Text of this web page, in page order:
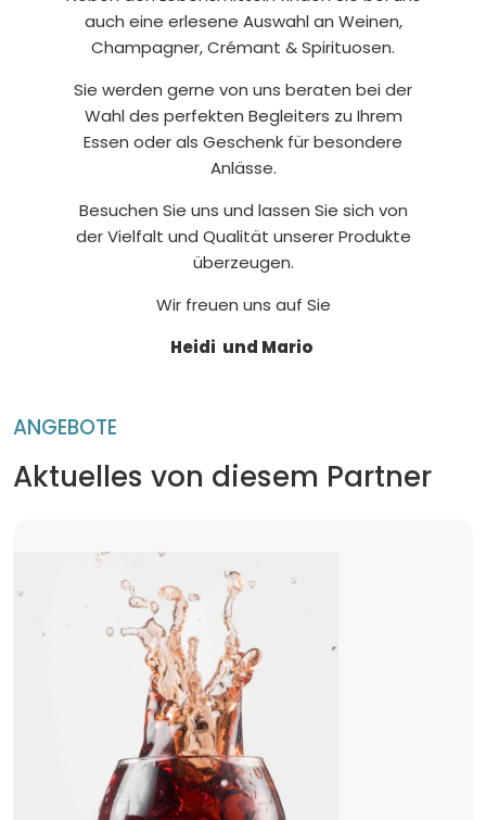
auch eine erlesene Auswahl an Weinen,
Champagner, Crémant &Spirituosen.
Sie werden gerne von uns beraten bei der
Wahl des perfekten Begleiters zu Ihrem
Essen oder als Geschenk für besondere
Anlässe.
Besuchen Sie uns und lassen Sie sich von
der Vielfalt und Qualität unserer Produkte
überzeugen.
Wir freuen uns auf Sie
Heidi und Mario
ANGEBOTE
Aktuelles von diesem Partner